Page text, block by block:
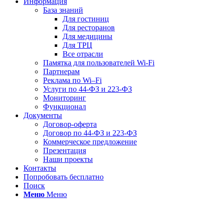
База знаний
Для гостиниц
Для ресторанов
Для медицины
Для ТРЦ
Все отрасли
Памятка для пользователей Wi-Fi
Партнерам
Реклама по Wi–Fi
Услуги по 44-ФЗ и 223-ФЗ
Мониторинг
Функционал
Документы
Договор-оферта
Договор по 44-ФЗ и 223-ФЗ
Коммерческое предложение
Презентация
Наши проекты
Контакты
Попробовать бесплатно
Поиск
Меню Меню